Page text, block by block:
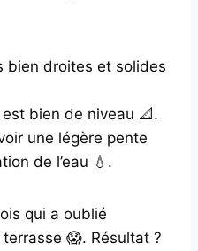
bien droites et solides
bien de niveau 📐.
une légère pente
de l’eau 💧.
qui a oublié
😱. Résultat ?